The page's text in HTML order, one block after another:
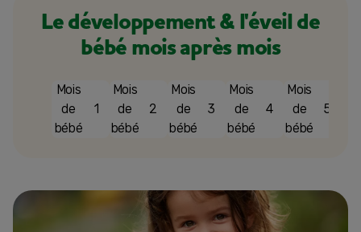
Le développement & l'éveil de
bébé mois après mois
Mois
de
bébé
1
Mois
de
bébé
2
Mois
de
bébé
3
Mois
de
bébé
4
Mois
de
bébé
5